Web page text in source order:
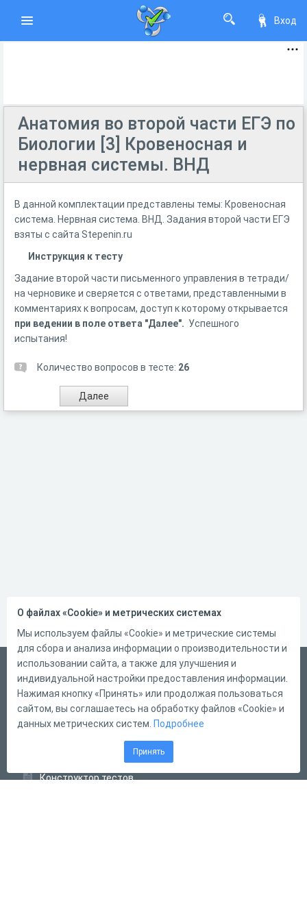
Вход
Анатомия во второй части ЕГЭ по
Биологии [3] Кровеносная и
нервная системы. ВНД
В данной комплектации представлены темы: Кровеносная
система. Нервная система. ВНД. Задания второй части ЕГЭ
взяты с сайта Stepenin.ru
Инструкция к тесту
Задание второй части письменного управления в тетради/
на черновике и сверяется с ответами, представленными в
комментариях к вопросам, доступ к которому открывается
при ведении в поле ответа "Далее". Успешного
испытания!
Количество вопросов в тесте: 26
Русский
Справка
Форма обратной связи
Конструктор тестов
О файлах «Cookie» и метрических системах
Мы используем файлы «Cookie» и метрические системы
для сбора и анализа информации о производительности и
использовании сайта, а также для улучшения и
индивидуальной настройки предоставления информации.
Нажимая кнопку «Принять» или продолжая пользоваться
сайтом, вы соглашаетесь на обработку файлов «Cookie» и
данных метрических систем. Подробнее
Принять